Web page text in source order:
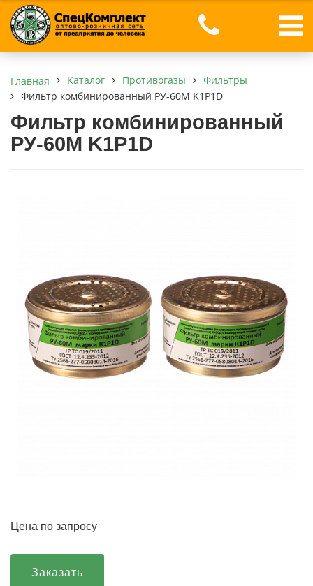
Главная Каталог Противогазы
Фильтры
Фильтр комбинированный РУ-60М K1P1D
Фильтр комбинированный
РУ-60М K1P1D
Цена по запросу
Заказать